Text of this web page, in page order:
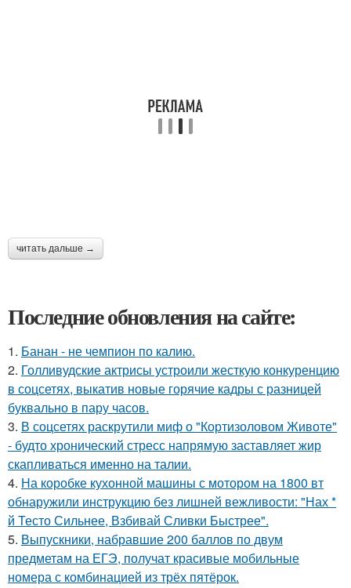
читать дальше →
Последние обновления на сайте:
1. Банан - не чемпион по калию.
2. Голливудские актрисы устроили жесткую конкуренцию
в соцсетях, выкатив новые горячие кадры с разницей
буквально в пару часов.
3. В соцсетях раскрутили миф о "Кортизоловом Животе"
- будто хронический стресс напрямую заставляет жир
скапливаться именно на талии.
4. На коробке кухонной машины с мотором на 1800 вт
обнаружили инструкцию без лишней вежливости: "Нах *
й Тесто Сильнее, Взбивай Сливки Быстрее".
5. Выпускники, набравшие 200 баллов по двум
предметам на ЕГЭ, получат красивые мобильные
номера с комбинацией из трёх пятёрок.